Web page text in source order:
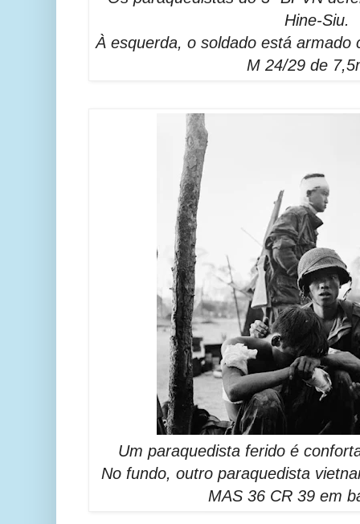
Hine-Siu.
À esquerda, o soldado está armado
M 24/29 de
Um paraquedista ferido é
No fundo, outro paraquedista
MAS 36 CR 39 em